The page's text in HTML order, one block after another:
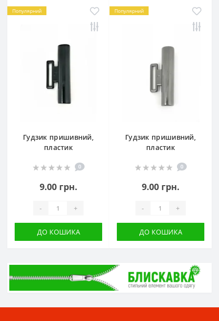
Популярний
Гудзик пришивний,
пластик
0
9.00 грн.
- +
ДО КОШИКА
Популярний
Гудзик пришивний,
пластик
0
9.00 грн.
- +
ДО КОШИКА